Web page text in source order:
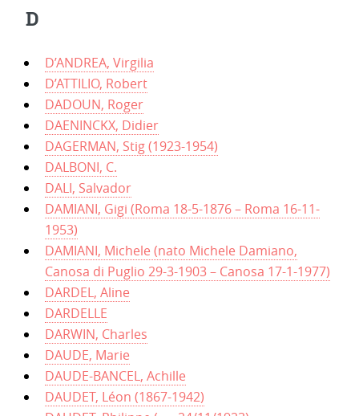
D
D’ANDREA, Virgilia
D’ATTILIO, Robert
DADOUN, Roger
DAENINCKX, Didier
DAGERMAN, Stig (1923-1954)
DALBONI, C.
DALI, Salvador
DAMIANI, Gigi (Roma 18-5-1876 – Roma 16-11-
1953)
DAMIANI, Michele (nato Michele Damiano,
Canosa di Puglio 29-3-1903 – Canosa 17-1-1977)
DARDEL, Aline
DARDELLE
DARWIN, Charles
DAUDE, Marie
DAUDE-BANCEL, Achille
DAUDET, Léon (1867-1942)